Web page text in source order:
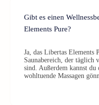
Gibt es einen
Elements Pure?
Ja, das Libertas Elements
Saunabereich, der täglich
sind. Außerdem kannst
wohltuende Massagen